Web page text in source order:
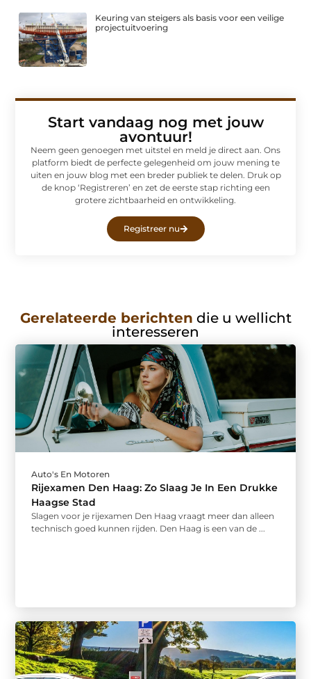
Keuring van steigers als basis voor een veilige
projectuitvoering
Start vandaag nog met jouw
avontuur!
Neem geen genoegen met uitstel en meld je direct aan. Ons
platform biedt de perfecte gelegenheid om jouw mening te
uiten en jouw blog met een breder publiek te delen. Druk op
de knop ‘Registreren’ en zet de eerste stap richting een
grotere zichtbaarheid en ontwikkeling.
Registreer nu
Gerelateerde berichten die u wellicht
interesseren
Auto's En Motoren
Rijexamen Den Haag: Zo Slaag Je In Een Drukke
Haagse Stad
Slagen voor je rijexamen Den Haag vraagt meer dan alleen
technisch goed kunnen rijden. Den Haag is een van de ...